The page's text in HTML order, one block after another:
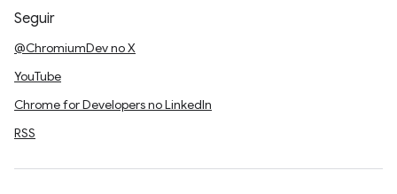
Seguir
@ChromiumDev no X
YouTube
Chrome for Developers no LinkedIn
RSS